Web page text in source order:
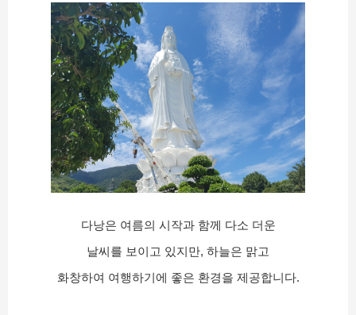
다낭은 여름의 시작과 함께 다소 더운
날씨를 보이고 있지만, 하늘은 맑고
화창하여 여행하기에 좋은 환경을 제공합니다.